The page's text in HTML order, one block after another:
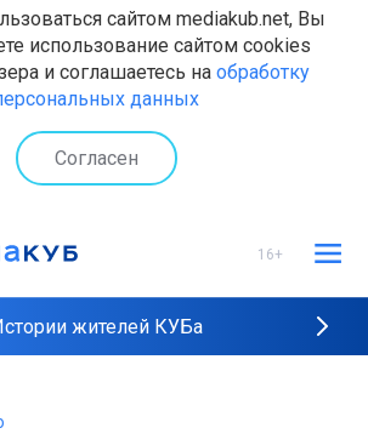
сайтом mediakub.net, Вы
использование сайтом cookies
и соглашаетесь на обработку
данных
Согласен
16+
жителей КУБа